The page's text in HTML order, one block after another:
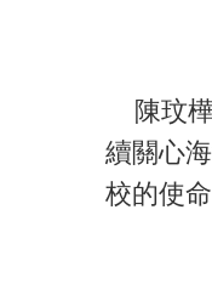
陳玟樺
續關心
校的使命